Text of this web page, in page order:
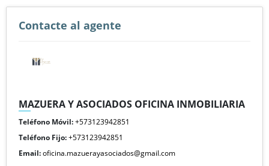
Contacte al agente
MAZUERA Y ASOCIADOS OFICINA INMOBILIARIA
Teléfono Móvil:+573123942851
Teléfono Fijo:+573123942851
Email:oficina.mazuerayasociados@gmail.com